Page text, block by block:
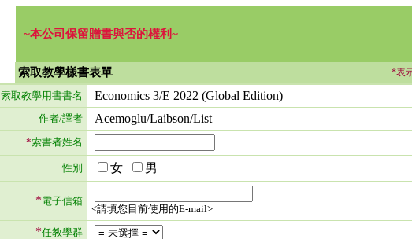
~本公司保留贈書與否的權利~
索取教學樣書表單 *表
索取教學用書書名 Economics 3/E 2022 (Global Edition)
作者/譯者 Acemoglu/Laibson/List
*索書者姓名
性別 女 男
*電子信箱
<請填您目前使用的E-mail>
*任教學群